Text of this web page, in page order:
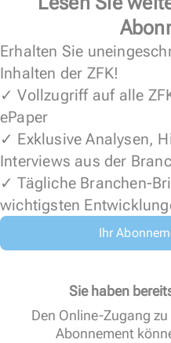
Erhalten Sie
Inhalten der ZFK!
✓ Vollzugriff auf alle
ePaper
✓ Exklusive Analysen,
Interviews aus der
✓ Tägliche Branchen-
wichtigsten
Ihr
Sie haben
Den Online-Zugang
Abonnement